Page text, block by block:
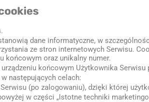
dane informatyczne, w
ze stron internetowych Serwisu.
końcowym oraz unikalny numer.
końcowym Użytkownika
następujących celach:
(po zalogowaniu), dzięki której
w części „Istotne techniki